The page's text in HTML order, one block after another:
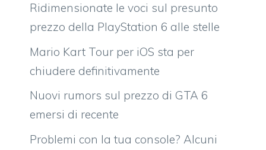
Ridimensionate le voci sul presunto
prezzo della PlayStation 6 alle stelle
Mario Kart Tour per iOS sta per
chiudere definitivamente
Nuovi rumors sul prezzo di GTA 6
emersi di recente
Problemi con la tua console? Alcuni